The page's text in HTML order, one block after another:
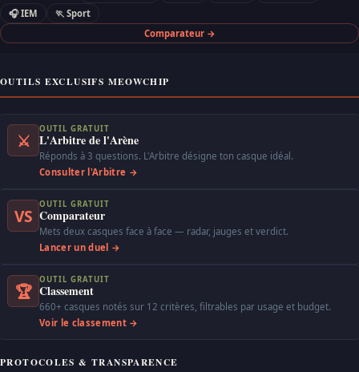
🎧 IEM
🏃 Sport
Comparateur →
OUTILS EXCLUSIFS MEOWCHIP
⚔
OUTIL GRATUIT
L'Arbitre de l'Arène
Réponds à 3 questions. L'Arbitre désigne ton casque idéal.
Consulter l'Arbitre →
VS
OUTIL GRATUIT
Comparateur
Mets deux casques face à face — radar, jauges et verdict.
Lancer un duel →
🏆
OUTIL GRATUIT
Classement
660+ casques notés sur 12 critères, filtrables par usage et budget.
Voir le classement →
PROTOCOLES & TRANSPARENCE